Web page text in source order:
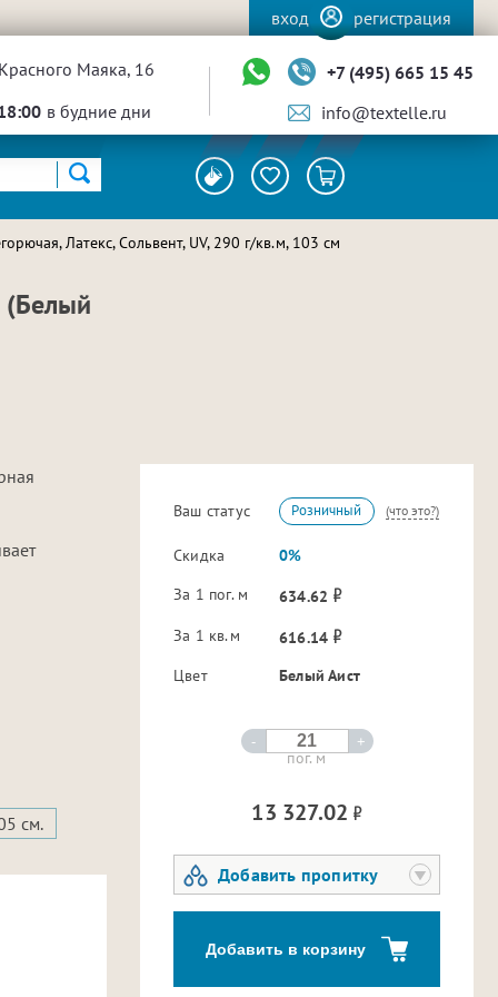
вход регистрация
Маяка, 16
в будние дни
+7 (495) 665 15 45
info@textelle.ru
Латекс, Сольвент, UV, 290 г/кв.м, 103 см
(Белый
см.
Ваш статус Розничный (что это?)
Скидка
0%
За 1 пог. м
634.62
За 1 кв.м
616.14
Цвет
Белый Аист
- +
пог. м
13 327.02
Добавить пропитку
Добавить в корзину